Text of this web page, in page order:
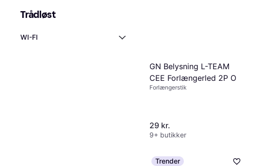
Trådløst
WI-FI
GN Belysning L-TEAM
CEE Forlængerled 2P O
Forlængerstik
29 kr.
9+ butikker
Trender